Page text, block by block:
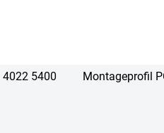
4022 5400 Montageprofil